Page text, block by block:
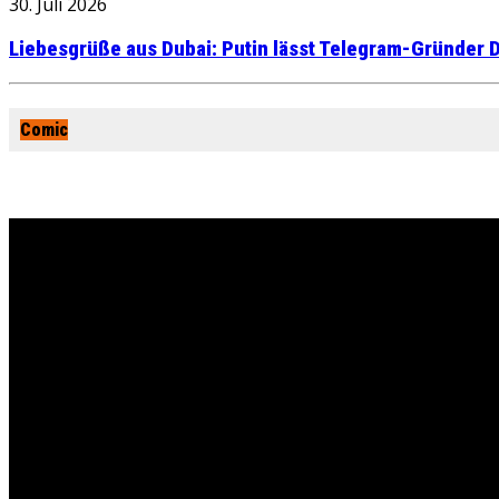
Liebesgrüße aus Dubai: Putin lässt Telegram-Gründer
Comic